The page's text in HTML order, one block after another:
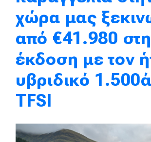
Mobility
Σταθμοί φόρτισης
Classic
Νέα
Παρουσιάσεις
DRIVE Away
χώρα μας
από €41.980
έκδοση με τον
υβριδικό
TFSI